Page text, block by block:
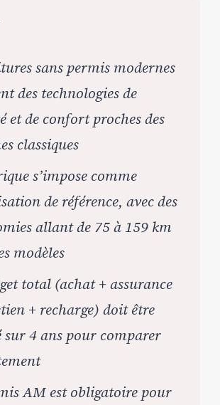
sans permis modernes
des technologies de
et de confort proches des
classiques
s’impose comme
de référence, avec des
allant de 75 à 159 km
modèles
total (achat + assurance
+ recharge) doit être
sur 4 ans pour comparer
AM est obligatoire pour